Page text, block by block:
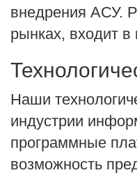
внедрения АСУ.
рынках, входит в
Наши
индустрии
программные
возможность